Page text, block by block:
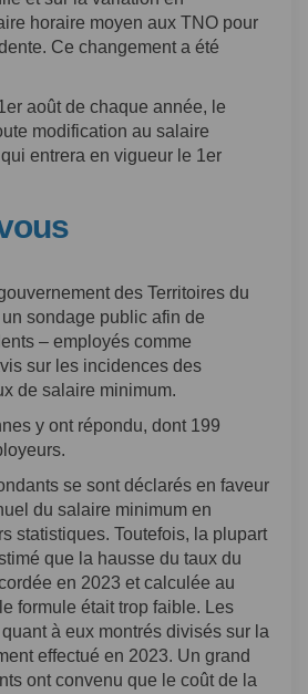
horaire moyen aux TNO pour
Ce changement a été
août de chaque année, le
modification au salaire
entrera en vigueur le 1er
des Territoires du
sondage public afin de
– employés comme
sur les incidences des
de salaire minimum.
y ont répondu, dont 199
se sont déclarés en faveur
du salaire minimum en
statistiques. Toutefois, la plupart
que la hausse du taux du
en 2023 et calculée au
formule était trop faible. Les
à eux montrés divisés sur la
effectué en 2023. Un grand
ont convenu que le coût de la